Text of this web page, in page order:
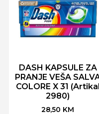
DASH KAPSULE ZA
PRANJE VEŠA
COLORE X 31 (Artikal
2980)
28,50 KM